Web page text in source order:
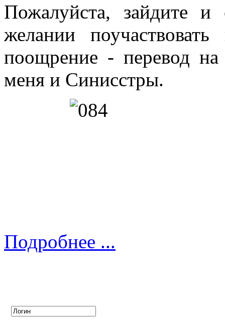
Пожалуйста, зайдите
желании
поощрение - перевод на
меня и Синисстры.
Подробнее ...